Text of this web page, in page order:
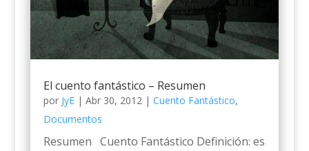
El cuento fantástico – Resumen
por JyE| Abr 30, 2012 | Cuento Fantástico,
Documentos
Resumen Cuento Fantástico Definición: es